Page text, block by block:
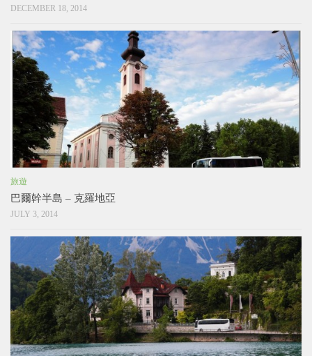
DECEMBER 18, 2014
旅遊
巴爾幹半島 – 克羅地亞
JULY 3, 2014